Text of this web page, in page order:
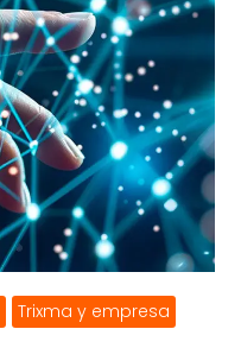
Trixma y empresa